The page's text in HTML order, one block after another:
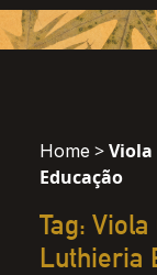
Home >
Educação
Tag:
Luthieria